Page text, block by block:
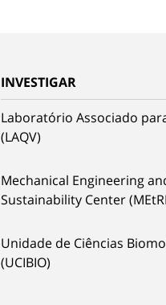
INVESTIGAR
Laboratório Associado
(LAQV)
Mechanical Engineering
Sustainability Center
Unidade de Ciências
(UCIBIO)